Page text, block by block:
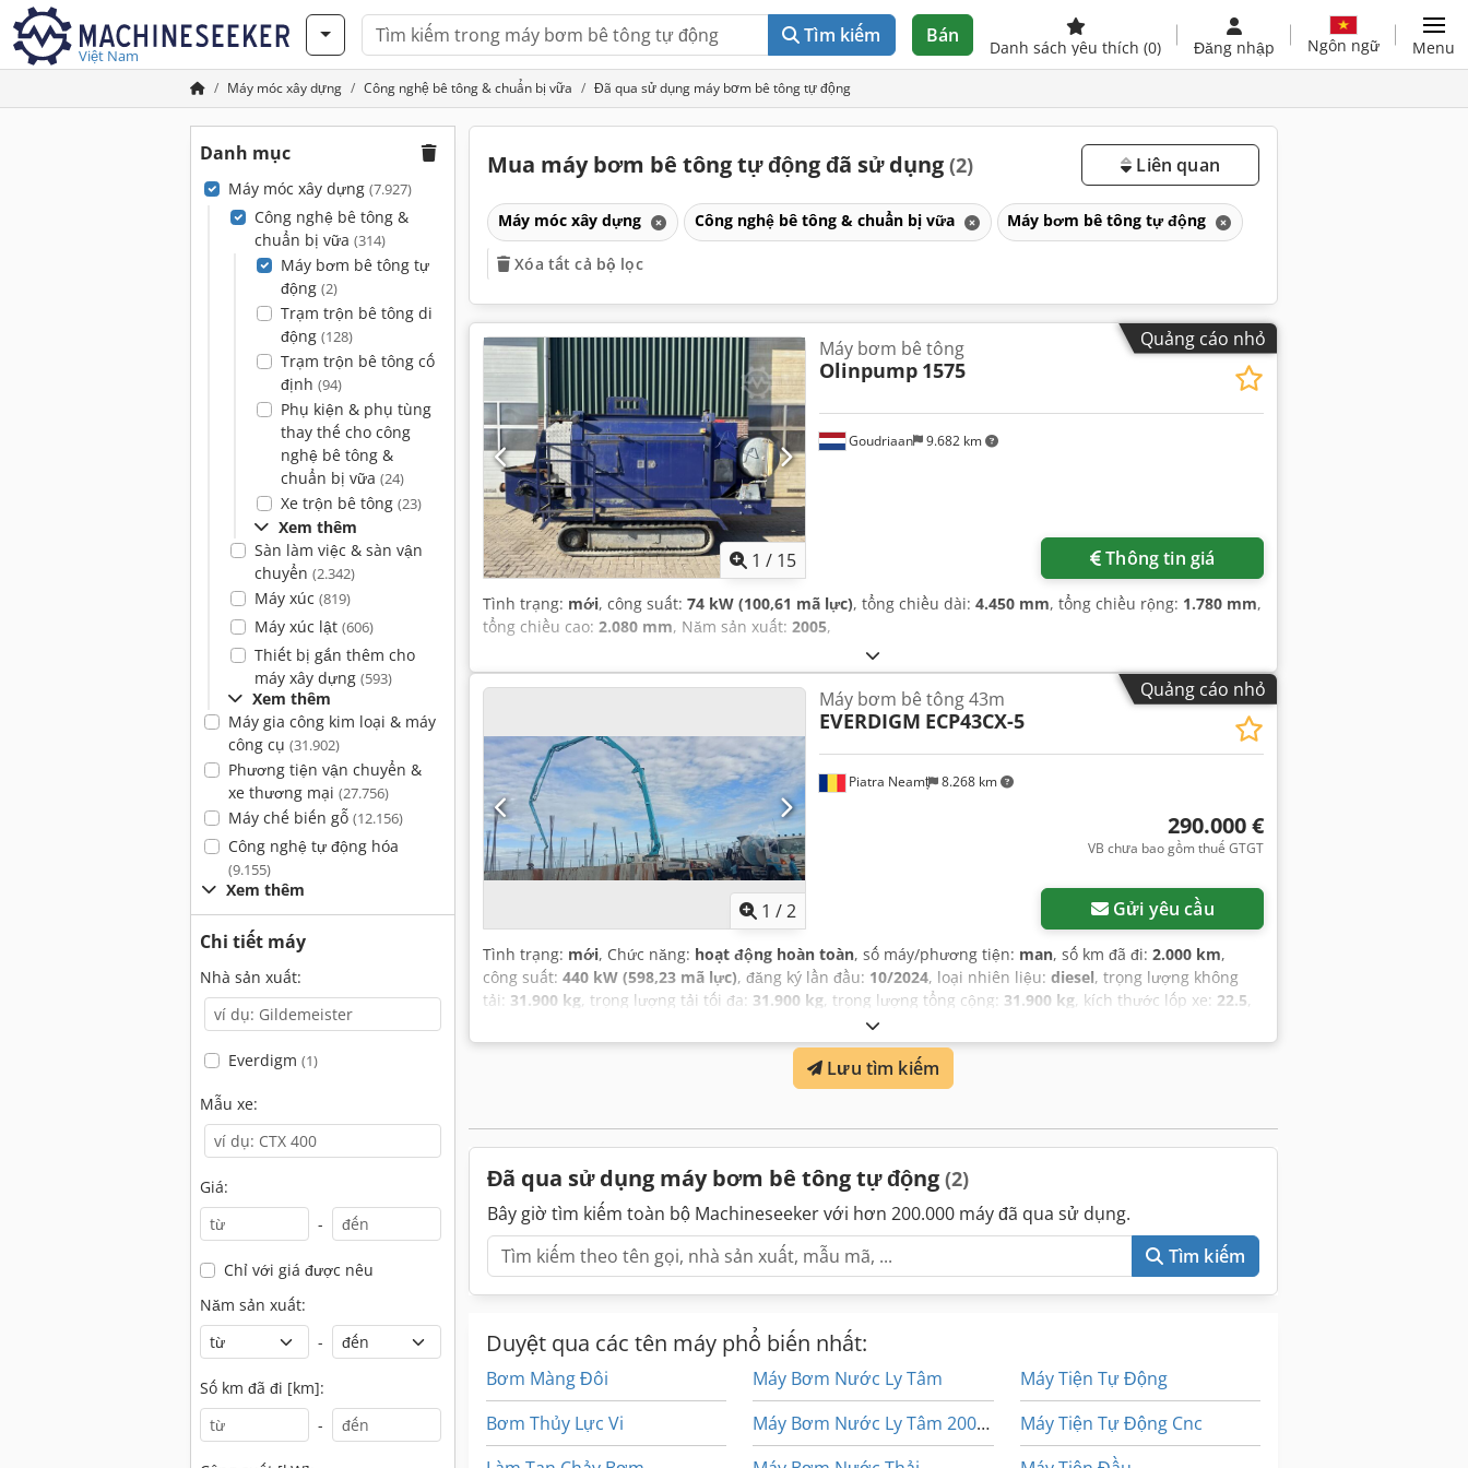
Việt Nam
Tìm kiếm Bán
Danh sách yêu thích (0) Đăng nhập Ngôn ngữ Menu
Máy móc xây dựng Công nghệ bê tông & chuẩn bị vữa Đã qua sử dụng máy bơm bê tông tự động
Danh mục
Máy móc xây dựng (7.927)
Công nghệ bê tông &
chuẩn bị vữa (314)
Máy bơm bê tông tự
động (2)
Trạm trộn bê tông di
động (128)
Trạm trộn bê tông cố
định (94)
Phụ kiện & phụ tùng
thay thế cho công
nghệ bê tông &
chuẩn bị vữa (24)
Xe trộn bê tông (23)
Xem thêm
Sàn làm việc & sàn vận
chuyển (2.342)
Máy xúc (819)
Máy xúc lật (606)
Thiết bị gắn thêm cho
máy xây dựng (593)
Xem thêm
Máy gia công kim loại & máy
công cụ (31.902)
Phương tiện vận chuyển &
xe thương mại (27.756)
Máy chế biến gỗ (12.156)
Công nghệ tự động hóa
(9.155)
Xem thêm
Chi tiết máy
Nhà sản xuất:
Everdigm (1)
Mẫu xe:
Giá:
-
Chỉ với giá được nêu
Năm sản xuất:
-
Số km đã đi [km]:
-
Mua máy bơm bê tông tự động đã sử dụng (2) Liên quan
Máy móc xây dựng Công nghệ bê tông & chuẩn bị vữa Máy bơm bê tông tự động
Xóa tất cả bộ lọc
Quảng cáo nhỏ
1 / 15
Goudriaan 9.682 km
Máy bơm bê tông
Olinpump 1575
Thông tin giá
Tình trạng: mới, công suất: 74 kW (100,61 mã lực), tổng chiều dài: 4.450 mm, tổng chiều rộng: 1.780 mm,
tổng chiều cao: 2.080 mm, Năm sản xuất: 2005,
Quảng cáo nhỏ
Yêu cầu thêm hình ảnh
1 /2
Piatra Neamț 8.268 km
Máy bơm bê tông 43m
EVERDIGM ECP43CX-5
290.000 €
VB chưa bao gồm thuế GTGT
Gửi yêu cầu
Tình trạng: mới, Chức năng: hoạt động hoàn toàn, số máy/phương tiện: man, số km đã đi: 2.000 km,
công suất: 440 kW (598,23 mã lực), đăng ký lần đầu: 10/2024, loại nhiên liệu: diesel, trọng lượng không
tải: 31.900 kg, trọng lượng tải tối đa: 31.900 kg, trọng lượng tổng cộng: 31.900 kg, kích thước lốp xe: 22.5,
, hiệu suất năng lượng:
ngày, hạng mục khí thải:Euro 6, hệ thống treo:lá nhíp parabol (lò xo), Năm sản xuất:2024, giờ hoạt
31.900 kg, Lưu tìm kiếm
Đã qua sử dụng máy bơm bê tông tự động (2)
Bây giờ tìm kiếm toàn bộ Machineseeker với hơn 200.000 máy đã qua sử dụng.
Tìm kiếm
Duyệt qua các tên máy phổ biến nhất:
Bơm Màng Đôi
Bơm Thủy Lực Vi
Máy Bơm Nước Ly Tâm
Máy Bơm Nước Ly Tâm 200 M H
Máy Tiện Tự Động
Máy Tiện Tự Động Cnc